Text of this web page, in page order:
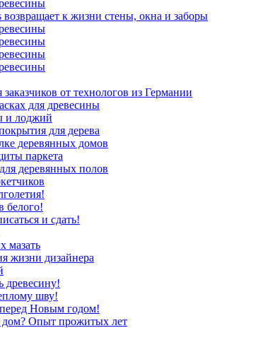
к жизни стены, окна и заборы
от технологов из Германии
для древесины
и лоджий
для дерева
деревянных домов
паркета
деревянных полов
белого!
и сдать!
мазать
жизни дизайнера
древесину!
шву!
Новым годом!
дом? Опыт прожитых лет